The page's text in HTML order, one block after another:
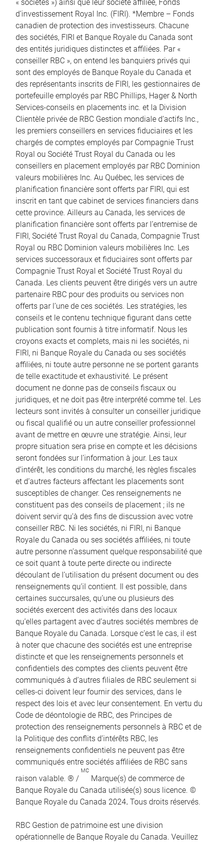
« sociétés ») ainsi que leur société affiliée, Fonds
d’investissement Royal Inc. (FIRI). *Membre – Fonds
canadien de protection des investisseurs. Chacune
des sociétés, FIRI et Banque Royale du Canada sont
des entités juridiques distinctes et affiliées. Par «
conseiller RBC », on entend les banquiers privés qui
sont des employés de Banque Royale du Canada et
des représentants inscrits de FIRI, les gestionnaires de
portefeuille employés par RBC Phillips, Hager & North
Services-conseils en placements inc. et la Division
Clientèle privée de RBC Gestion mondiale d’actifs Inc.,
les premiers conseillers en services fiduciaires et les
chargés de comptes employés par Compagnie Trust
Royal ou Société Trust Royal du Canada ou les
conseillers en placement employés par RBC Dominion
valeurs mobilières Inc. Au Québec, les services de
planification financière sont offerts par FIRI, qui est
inscrit en tant que cabinet de services financiers dans
cette province. Ailleurs au Canada, les services de
planification financière sont offerts par l’entremise de
FIRI, Société Trust Royal du Canada, Compagnie Trust
Royal ou RBC Dominion valeurs mobilières Inc. Les
services successoraux et fiduciaires sont offerts par
Compagnie Trust Royal et Société Trust Royal du
Canada. Les clients peuvent être dirigés vers un autre
partenaire RBC pour des produits ou services non
offerts par l’une de ces sociétés. Les stratégies, les
conseils et le contenu technique figurant dans cette
publication sont fournis à titre informatif. Nous les
croyons exacts et complets, mais ni les sociétés, ni
FIRI, ni Banque Royale du Canada ou ses sociétés
affiliées, ni toute autre personne ne se portent garants
de telle exactitude et exhaustivité. Le présent
document ne donne pas de conseils fiscaux ou
juridiques, et ne doit pas être interprété comme tel. Les
lecteurs sont invités à consulter un conseiller juridique
ou fiscal qualifié ou un autre conseiller professionnel
avant de mettre en œuvre une stratégie. Ainsi, leur
propre situation sera prise en compte et les décisions
seront fondées sur l’information à jour. Les taux
d’intérêt, les conditions du marché, les règles fiscales
et d’autres facteurs affectant les placements sont
susceptibles de changer. Ces renseignements ne
constituent pas des conseils de placement ; ils ne
doivent servir qu’à des fins de discussion avec votre
conseiller RBC. Ni les sociétés, ni FIRI, ni Banque
Royale du Canada ou ses sociétés affiliées, ni toute
autre personne n’assument quelque responsabilité que
ce soit quant à toute perte directe ou indirecte
découlant de l’utilisation du présent document ou des
renseignements qu’il contient. Il est possible, dans
certaines succursales, qu’une ou plusieurs des
sociétés exercent des activités dans des locaux
qu’elles partagent avec d’autres sociétés membres de
Banque Royale du Canada. Lorsque c’est le cas, il est
à noter que chacune des sociétés est une entreprise
distincte et que les renseignements personnels et
confidentiels des comptes des clients peuvent être
communiqués à d’autres filiales de RBC seulement si
celles-ci doivent leur fournir des services, dans le
respect des lois et avec leur consentement. En vertu du
Code de déontologie de RBC, des Principes de
protection des renseignements personnels à RBC et de
la Politique des conflits d’intérêts RBC, les
renseignements confidentiels ne peuvent pas être
communiqués entre sociétés affiliées de RBC sans
raison valable. ® /
MC
Marque(s) de commerce de
Banque Royale du Canada utilisée(s) sous licence. ©
Banque Royale du Canada 2024. Tous droits réservés.
RBC Gestion de patrimoine est une division
opérationnelle de Banque Royale du Canada. Veuillez